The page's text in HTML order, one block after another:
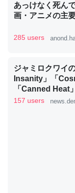
論文では「淡水
利だから両方が
いる鋏角類（カ
ずキチンを強化
いのか」に関する新
これを元に考え
類は苦労してる
─ニュース :: 【研究
あっけなく死ん
画・アニメの主
285 users
ジャミロクワイ
Insanity」「
「Canned Heat
きMVがいきなり
157 users